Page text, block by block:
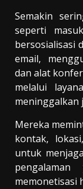
Semakin
seperti
bersosialisasi
email,
dan alat
melalui
meninggalkan
Mereka
kontak,
untuk
memonetisasi